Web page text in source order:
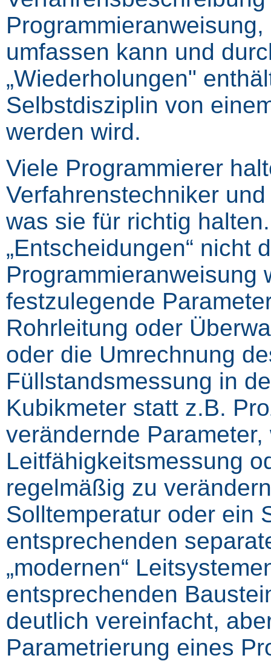
umfassen kann und
„Wiederholungen"
Selbstdisziplin von
werden wird.
Viele Programmierer
Verfahrenstechniker
was sie für richtig
„Entscheidungen“ nicht
Programmieranweisung
festzulegende
Rohrleitung oder
oder die Umrechnung
Füllstandsmessung in
Kubikmeter statt z.B.
verändernde
Leitfähigkeitsmessung
regelmäßig zu
Solltemperatur oder ein
entsprechenden
„modernen“
entsprechenden
deutlich vereinfacht,
Parametrierung eines